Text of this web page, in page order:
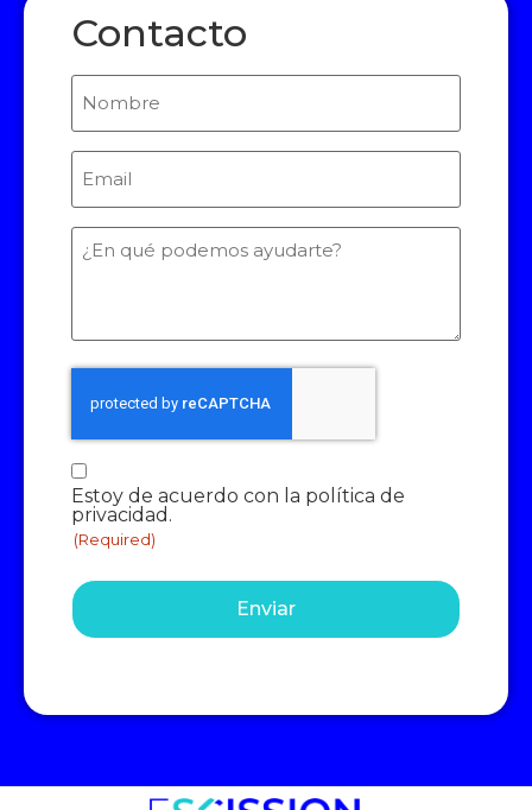
Contacto
Nombre
Email
(Required)
¿En
qué
Consentimiento
(Required)
Estoy de acuerdo con la política de
privacidad.
(Required)